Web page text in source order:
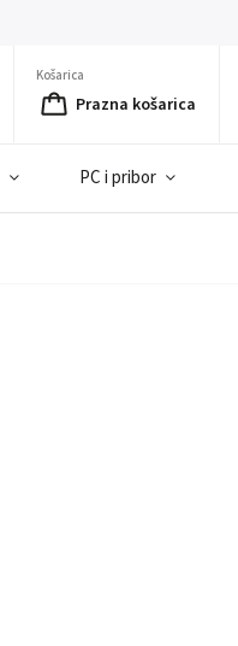
Košarica
Prazna košarica
PC i pribor